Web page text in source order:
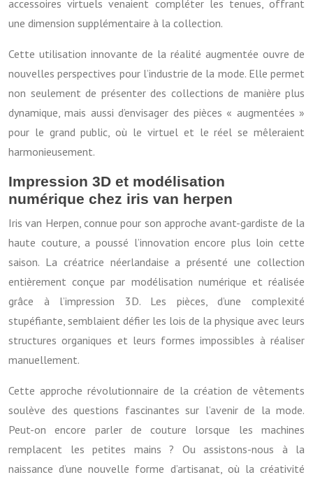
accessoires virtuels venaient compléter les tenues, offrant
une dimension supplémentaire à la collection.
Cette utilisation innovante de la réalité augmentée ouvre de
nouvelles perspectives pour l’industrie de la mode. Elle permet
non seulement de présenter des collections de manière plus
dynamique, mais aussi d’envisager des pièces « augmentées »
pour le grand public, où le virtuel et le réel se mêleraient
harmonieusement.
Impression 3D et modélisation
numérique chez iris van herpen
Iris van Herpen, connue pour son approche avant-gardiste de la
haute couture, a poussé l’innovation encore plus loin cette
saison. La créatrice néerlandaise a présenté une collection
entièrement conçue par modélisation numérique et réalisée
grâce à l’impression 3D. Les pièces, d’une complexité
stupéfiante, semblaient défier les lois de la physique avec leurs
structures organiques et leurs formes impossibles à réaliser
manuellement.
Cette approche révolutionnaire de la création de vêtements
soulève des questions fascinantes sur l’avenir de la mode.
Peut-on encore parler de couture lorsque les machines
remplacent les petites mains ? Ou assistons-nous à la
naissance d’une nouvelle forme d’artisanat, où la créativité